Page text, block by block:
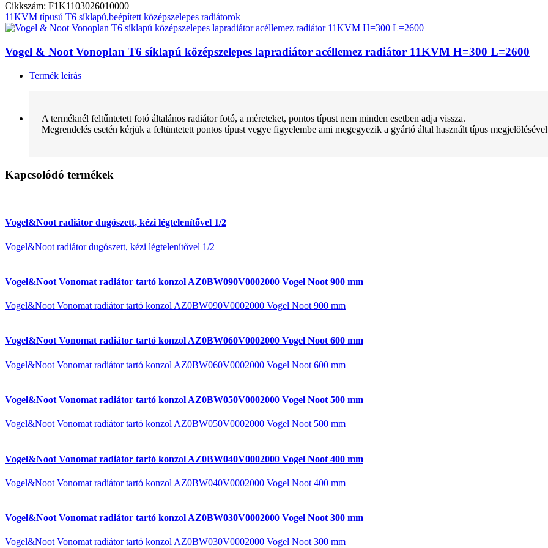
Cikkszám: F1K1103026010000
11KVM típusú T6 síklapú,beépített középszelepes radiátorok
Vogel & Noot Vonoplan T6 síklapú középszelepes lapradiátor acéllemez radiátor 11KVM H=300 L=2600
Termék leírás
A terméknél feltűntetett fotó általános radiátor fotó, a méreteket, pontos típust nem minden esetben adja vissza.
Megrendelés esetén kérjük a feltüntetett pontos típust vegye figyelembe ami megegyezik a gyártó által használt típus
Kapcsolódó termékek
Vogel&Noot radiátor dugószett, kézi légtelenítővel 1/2
Vogel&Noot radiátor dugószett, kézi légtelenítővel 1/2
Vogel&Noot Vonomat radiátor tartó konzol AZ0BW090V0002000 Vogel Noot 900 mm
Vogel&Noot Vonomat radiátor tartó konzol AZ0BW090V0002000 Vogel Noot 900 mm
Vogel&Noot Vonomat radiátor tartó konzol AZ0BW060V0002000 Vogel Noot 600 mm
Vogel&Noot Vonomat radiátor tartó konzol AZ0BW060V0002000 Vogel Noot 600 mm
Vogel&Noot Vonomat radiátor tartó konzol AZ0BW050V0002000 Vogel Noot 500 mm
Vogel&Noot Vonomat radiátor tartó konzol AZ0BW050V0002000 Vogel Noot 500 mm
Vogel&Noot Vonomat radiátor tartó konzol AZ0BW040V0002000 Vogel Noot 400 mm
Vogel&Noot Vonomat radiátor tartó konzol AZ0BW040V0002000 Vogel Noot 400 mm
Vogel&Noot Vonomat radiátor tartó konzol AZ0BW030V0002000 Vogel Noot 300 mm
Vogel&Noot Vonomat radiátor tartó konzol AZ0BW030V0002000 Vogel Noot 300 mm